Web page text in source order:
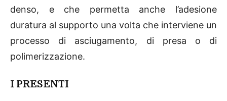
denso, e che permetta anche l’adesione
duratura al supporto una volta che interviene un
processo di asciugamento, di presa o di
polimerizzazione.
I PRESENTI